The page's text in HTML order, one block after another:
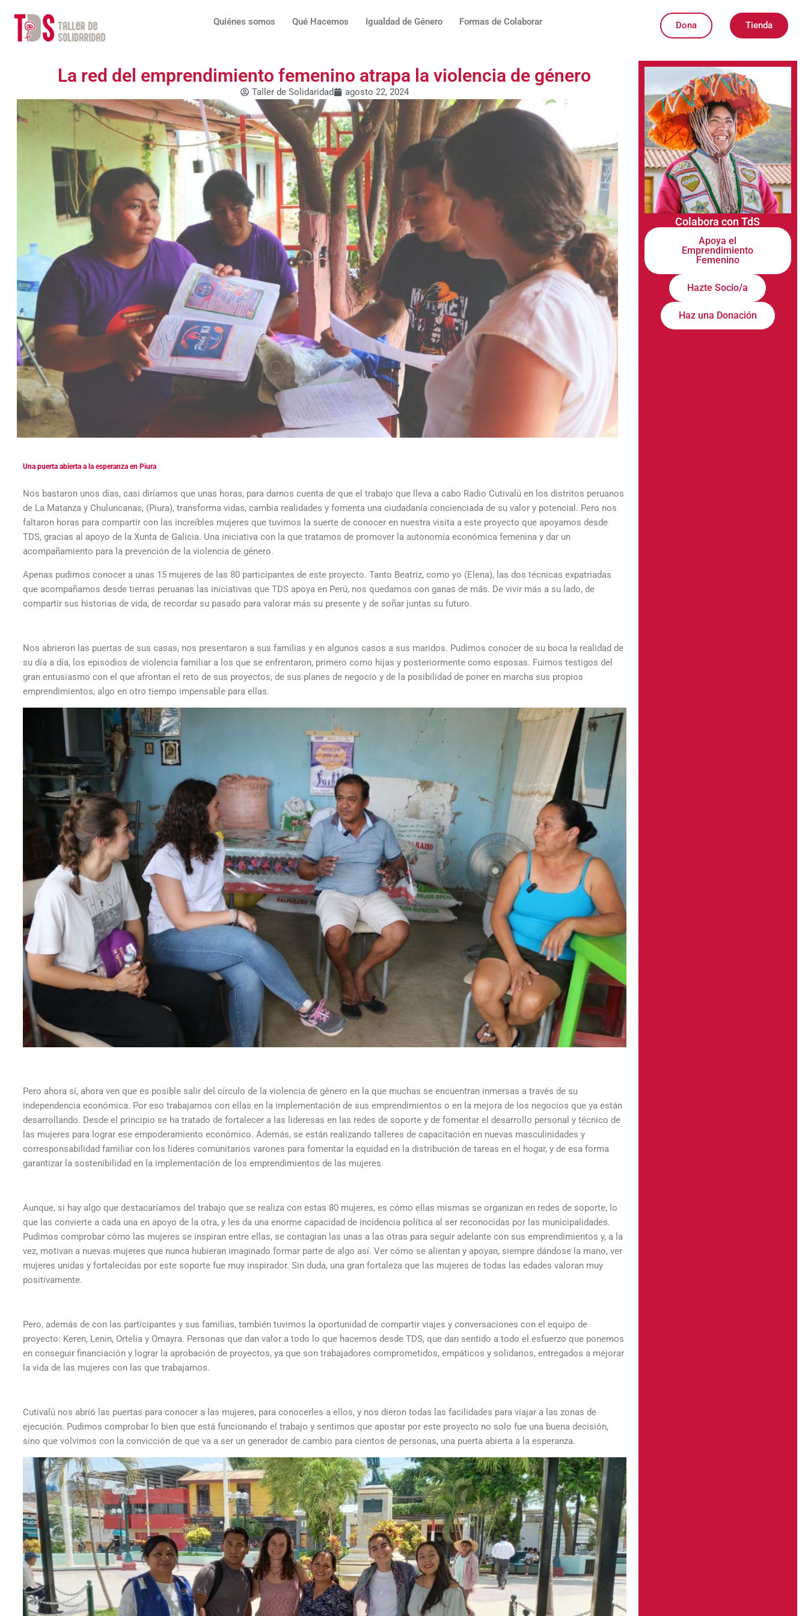
contenido
Quiénes somos Qué Hacemos Igualdad de Género Formas de Colaborar Dona Tienda
La red del emprendimiento femenino atrapa la violencia de género
Taller de Solidaridad agosto 22, 2024
Una puerta abierta a la esperanza en Piura
Nos bastaron unos días, casi diríamos que unas horas, para darnos cuenta de que el trabajo que lleva a cabo Radio Cutivalú en los distritos peruanos
de La Matanza y Chuluncanas, (Piura), transforma vidas, cambia realidades y fomenta una ciudadanía concienciada de su valor y potencial. Pero nos
faltaron horas para compartir con las increíbles mujeres que tuvimos la suerte de conocer en nuestra visita a este proyecto que apoyamos desde
TDS, gracias al apoyo de la Xunta de Galicia. Una iniciativa con la que tratamos de promover la autonomía económica femenina y dar un
acompañamiento para la prevención de la violencia de género.
Apenas pudimos conocer a unas 15 mujeres de las 80 participantes de este proyecto. Tanto Beatriz, como yo (Elena), las dos técnicas expatriadas
que acompañamos desde tierras peruanas las iniciativas que TDS apoya en Perú, nos quedamos con ganas de más. De vivir más a su lado, de
compartir sus historias de vida, de recordar su pasado para valorar más su presente y de soñar juntas su futuro.
Nos abrieron las puertas de sus casas, nos presentaron a sus familias y en algunos casos a sus maridos. Pudimos conocer de su boca la realidad de
su día a día, los episodios de violencia familiar a los que se enfrentaron, primero como hijas y posteriormente como esposas. Fuimos testigos del
gran entusiasmo con el que afrontan el reto de sus proyectos, de sus planes de negocio y de la posibilidad de poner en marcha sus propios
emprendimientos, algo en otro tiempo impensable para ellas.
Pero ahora sí, ahora ven que es posible salir del círculo de la violencia de género en la que muchas se encuentran inmersas a través de su
independencia económica. Por eso trabajamos con ellas en la implementación de sus emprendimientos o en la mejora de los negocios que ya están
desarrollando. Desde el principio se ha tratado de fortalecer a las lideresas en las redes de soporte y de fomentar el desarrollo personal y técnico de
las mujeres para lograr ese empoderamiento económico. Además, se están realizando talleres de capacitación en nuevas masculinidades y
corresponsabilidad familiar con los líderes comunitarios varones para fomentar la equidad en la distribución de tareas en el hogar, y de esa forma
garantizar la sostenibilidad en la implementación de los emprendimientos de las mujeres.
Aunque, si hay algo que destacaríamos del trabajo que se realiza con estas 80 mujeres, es cómo ellas mismas se organizan en redes de soporte, lo
que las convierte a cada una en apoyo de la otra, y les da una enorme capacidad de incidencia política al ser reconocidas por las municipalidades.
Pudimos comprobar cómo las mujeres se inspiran entre ellas, se contagian las unas a las otras para seguir adelante con sus emprendimientos y, a la
vez, motivan a nuevas mujeres que nunca hubieran imaginado formar parte de algo así. Ver cómo se alientan y apoyan, siempre dándose la mano, ver
mujeres unidas y fortalecidas por este soporte fue muy inspirador. Sin duda, una gran fortaleza que las mujeres de todas las edades valoran muy
positivamente.
Pero, además de con las participantes y sus familias, también tuvimos la oportunidad de compartir viajes y conversaciones con el equipo de
proyecto: Keren, Lenin, Ortelia y Omayra. Personas que dan valor a todo lo que hacemos desde TDS, que dan sentido a todo el esfuerzo que ponemos
en conseguir financiación y lograr la aprobación de proyectos, ya que son trabajadores comprometidos, empáticos y solidarios, entregados a mejorar
la vida de las mujeres con las que trabajamos.
Cutivalú nos abrió las puertas para conocer a las mujeres, para conocerles a ellos, y nos dieron todas las facilidades para viajar a las zonas de
ejecución. Pudimos comprobar lo bien que está funcionando el trabajo y sentimos que apostar por este proyecto no solo fue una buena decisión,
sino que volvimos con la convicción de que va a ser un generador de cambio para cientos de personas, una puerta abierta a la esperanza.
Colabora con TdS
Apoya el
Emprendimiento
Femenino
Hazte Socio/a
Haz una Donación